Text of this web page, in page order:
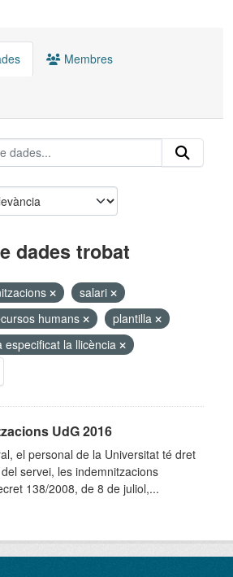
Membres
dades trobat
salari
humans
plantilla
especificat la llicència
UdG 2016
el personal de la Universitat té dret
servei, les indemnitzacions
138/2008, de 8 de juliol,...